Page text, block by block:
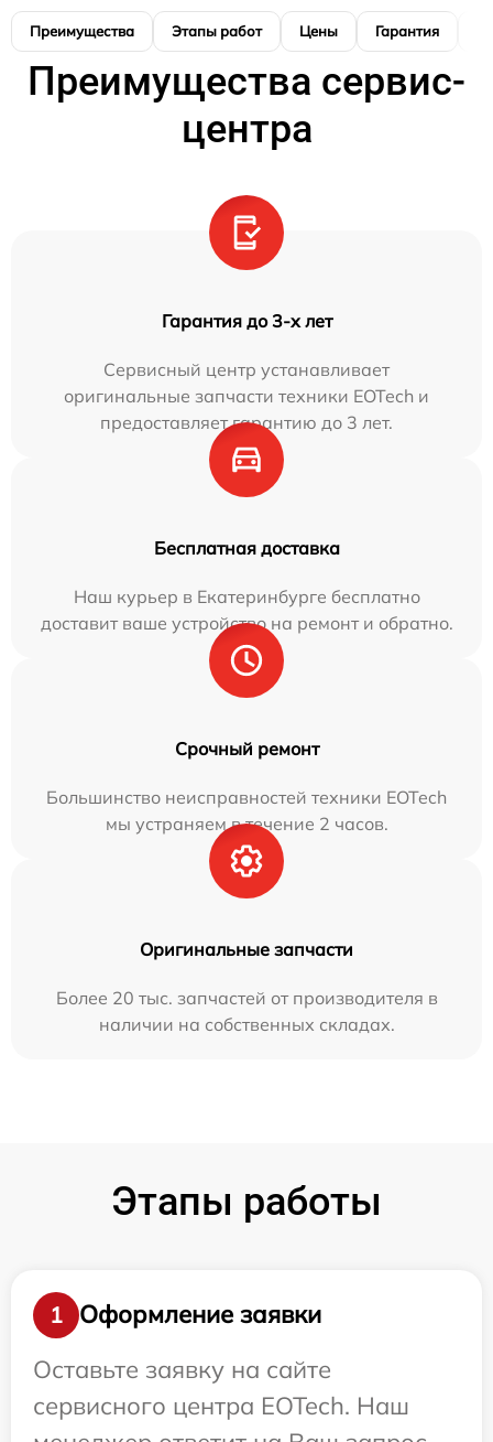
Преимущества Этапы работ Цены Гарантия
Преимущества сервис-
центра
Гарантия до 3-х лет
Сервисный центр устанавливает
оригинальные запчасти техники EOTech и
предоставляет гарантию до 3 лет.
Бесплатная доставка
Наш курьер в Екатеринбурге бесплатно
доставит ваше устройство на ремонт и обратно.
Срочный ремонт
Большинство неисправностей техники EOTech
мы устраняем в течение 2 часов.
Оригинальные запчасти
Более 20 тыс. запчастей от производителя в
наличии на собственных складах.
Этапы работы
1
Оформление заявки
Оставьте заявку на сайте
сервисного центра EOTech. Наш